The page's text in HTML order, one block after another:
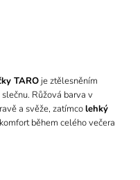
TARO je ztělesněním
Růžová barva v
a svěže, zatímcolehký
během celého večera
při každém